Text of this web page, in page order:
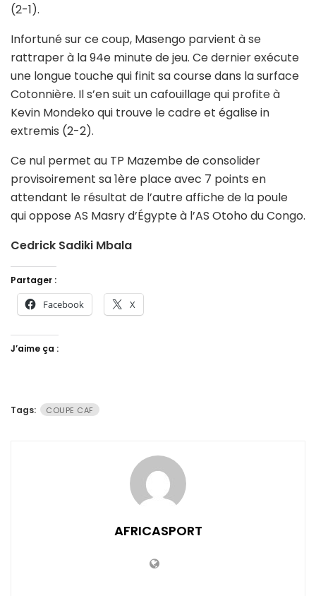
(2-1).
Infortuné sur ce coup, Masengo parvient à se
rattraper à la 94e minute de jeu. Ce dernier exécute
une longue touche qui finit sa course dans la surface
Cotonnière. Il s’en suit un cafouillage qui profite à
Kevin Mondeko qui trouve le cadre et égalise in
extremis (2-2).
Ce nul permet au TP Mazembe de consolider
provisoirement sa 1ère place avec 7 points en
attendant le résultat de l’autre affiche de la poule
qui oppose AS Masry d’Égypte à l’AS Otoho du Congo.
Cedrick Sadiki Mbala
Partager :
Facebook X
J’aime ça :
Tags: COUPE CAF
AFRICASPORT